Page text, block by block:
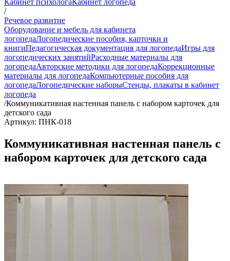
/
Речевое развитие
Оборудование и мебель для кабинета
логопедаЛогопедические пособия, карточки и
книгиПедагогическая документация для логопедаИгры для
логопедических занятийРасходные материалы для
логопедаАвторские методики для логопедаКоррекционные
материалы для логопедаКомпьютерные пособия для
логопедаЛогопедические наборыСтенды, плакаты в кабинет
логопеда
/Коммуникативная настенная панель с набором карточек для
детского сада
Артикул: ПНК-018
Коммуникативная настенная панель с
набором карточек для детского сада